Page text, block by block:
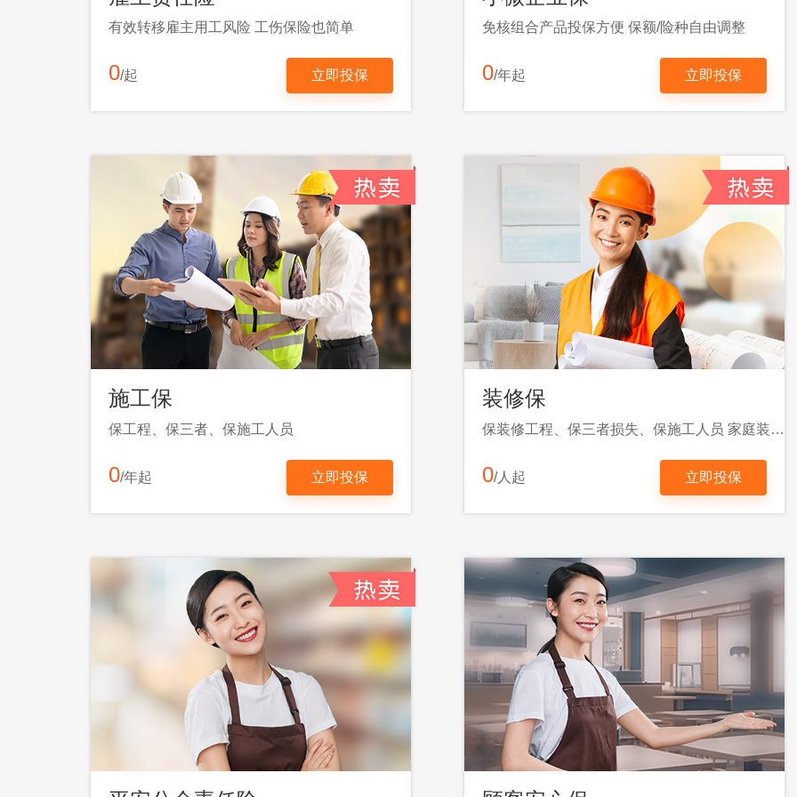
有效转移雇主用工风险 工伤保险也简单
0/起 立即投保
免核组合产品投保方便 保额/险种自由调整
0/年起 立即投保
施工保
保工程、保三者、保施工人员
0/年起 立即投保
装修保
保装修工程、保三者损失、保施工人员 家庭装修、商用装修都能保
0/人起 立即投保